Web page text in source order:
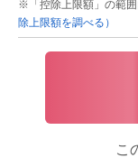
※「控除上限額」の範
除上限額を調べる）
こ